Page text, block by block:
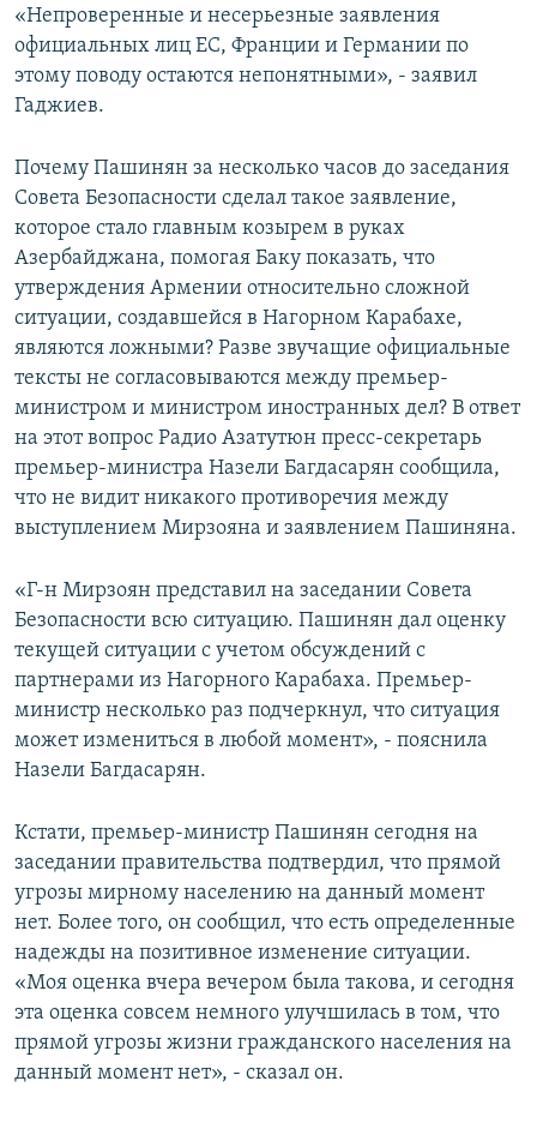
«Непроверенные и несерьезные заявления
официальных лиц ЕС, Франции и Германии по
этому поводу остаются непонятными», - заявил
Гаджиев.
Почему Пашинян за несколько часов до заседания
Совета Безопасности сделал такое заявление,
которое стало главным козырем в руках
Азербайджана, помогая Баку показать, что
утверждения Армении относительно сложной
ситуации, создавшейся в Нагорном Карабахе,
являются ложными? Разве звучащие официальные
тексты не согласовываются между премьер-
министром и министром иностранных дел? В ответ
на этот вопрос Радио Азатутюн пресс-секретарь
премьер-министра Назели Багдасарян сообщила,
что не видит никакого противоречия между
выступлением Мирзояна и заявлением Пашиняна.
«Г-н Мирзоян представил на заседании Совета
Безопасности всю ситуацию. Пашинян дал оценку
текущей ситуации с учетом обсуждений с
партнерами из Нагорного Карабаха. Премьер-
министр несколько раз подчеркнул, что ситуация
может измениться в любой момент», - пояснила
Назели Багдасарян.
Кстати, премьер-министр Пашинян сегодня на
заседании правительства подтвердил, что прямой
угрозы мирному населению на данный момент
нет. Более того, он сообщил, что есть определенные
надежды на позитивное изменение ситуации.
«Моя оценка вчера вечером была такова, и сегодня
эта оценка совсем немного улучшилась в том, что
прямой угрозы жизни гражданского населения на
данный момент нет», - сказал он.